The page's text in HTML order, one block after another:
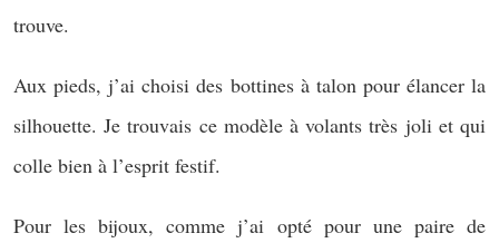
trouve.
Aux pieds, j’ai choisi des bottines à talon pour élancer la
silhouette. Je trouvais ce modèle à volants très joli et qui
colle bien à l’esprit festif.
Pour les bijoux, comme j’ai opté pour une paire de